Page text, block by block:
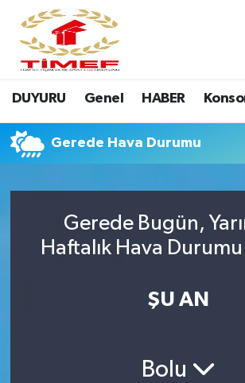
DUYURU Genel HABER
Gerede Hava Durumu
Gerede Bugün,
Haftalık Hava
ŞU AN
Bolu
Anasayfa Kutu
Anasayfa Manşet
Canlı Yayın
Erasmus
Nöbetçi Eczaneler
Hava Durumu
Namaz Vakitleri
Süper Lig Puan Durumu ve
Son Dakika Haberleri